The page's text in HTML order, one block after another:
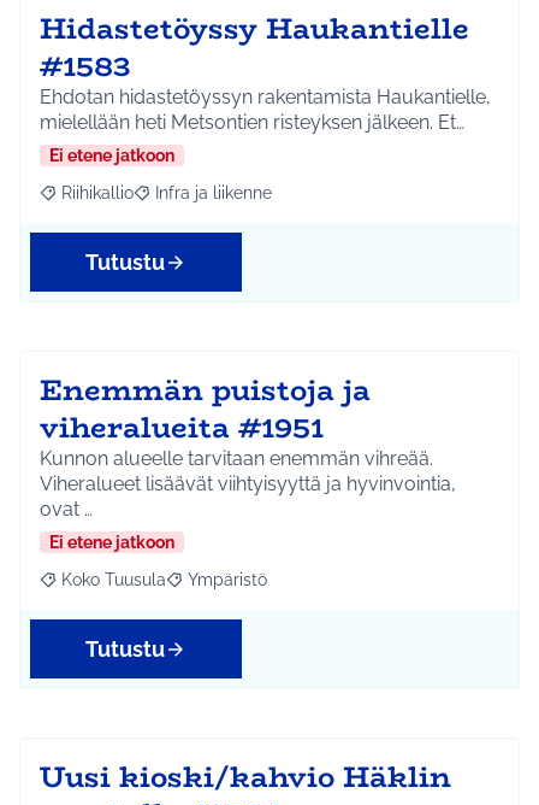
Hidastetöyssy Haukantielle
#1583
Ehdotan hidastetöyssyn rakentamista Haukantielle,
mielellään heti Metsontien risteyksen jälkeen. Et…
Ei etene jatkoon
Rajaa tulokset aihepiirin mukaan: Riihikallio
Riihikallio Rajaa tulokset teeman mukaan: Infra ja liikenne
Infra ja liikenne
Tutustu
Enemmän puistoja ja
viheralueita #1951
Kunnon alueelle tarvitaan enemmän vihreää.
Viheralueet lisäävät viihtyisyyttä ja hyvinvointia,
ovat …
Ei etene jatkoon
Rajaa tulokset aihepiirin mukaan: Koko Tuusula
Koko Tuusula Rajaa tulokset teeman mukaan: Ympäristö
Ympäristö
Tutustu
Uusi kioski/kahvio Häklin